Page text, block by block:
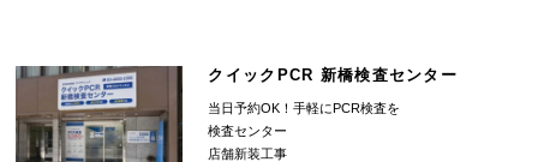
クイックPCR 新橋検査センター
当日予約OK！手軽にPCR検査を
検査センター
店舗新装工事